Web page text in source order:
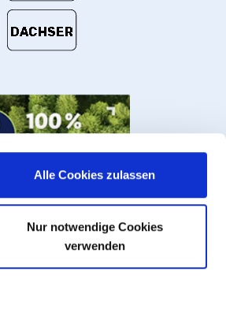
Alle Cookies zulassen
Nur notwendige Cookies
verwenden
Fittings.